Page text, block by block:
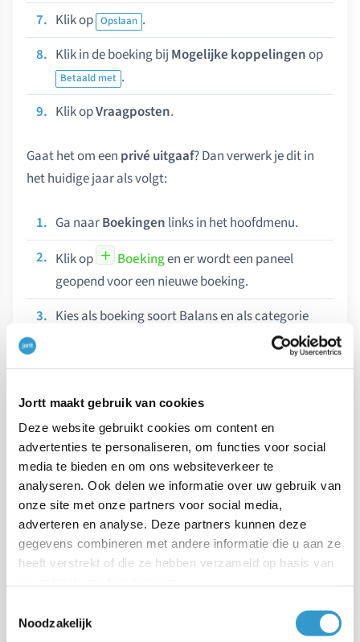
Jortt maakt gebruik van cookies
Deze website gebruikt cookies om content en
advertenties te personaliseren, om functies voor social
media te bieden en om ons websiteverkeer te
analyseren. Ook delen we informatie over uw gebruik van
onze site met onze partners voor social media,
adverteren en analyse. Deze partners kunnen deze
gegevens combineren met andere informatie die u aan ze
heeft verstrekt of die ze hebben verzameld op basis van
Noodzakelijk
Klik op Opslaan .
Klik in de boeking bij Mogelijke koppelingenop
Betaald met .
Klik opVraagposten.
Gaat het om een privé uitgaaf? Dan verwerk je dit in
het huidige jaar als volgt:
Ga naarBoekingen links in het hoofdmenu.
Klik op
Boekingen er wordt een paneel
geopend voor een nieuwe boeking.
Kies als boeking soort Balans en als categorie
Vul zelf deomschrijving,Datum,Totaalbedragin
met eenmin (-)voor het bedrag.
Vul deDatumin.
Klik op Opslaan .
Klik in de boeking bijMogelijke koppelingen
Betaald met .
Klik opVraagposten.